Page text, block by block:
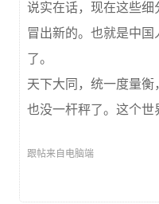
说实在话，现在这些细
冒出新的。也就是中
了。
天下大同，统一度量
也没一杆秤了。这个世
跟帖来自电脑端